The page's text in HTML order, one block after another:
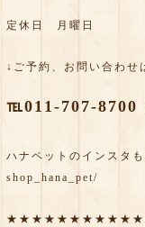
定休日 月曜日
↓ご予約、お問い合わせ
℡011-707-8700
ハナペットのインスタ
shop_hana_pet/